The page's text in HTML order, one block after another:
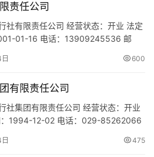
责任公司
社有限责任公司 经营状态：开业 法定
01-16 电话：13909245536 邮
地址：西安市临潼区康复路17号（水
600
有限责任公司
社集团有限责任公司 经营状态：开业
：1994-12-02 电话：029-85262066
址：陕西省西安市沣东新城征和四
475